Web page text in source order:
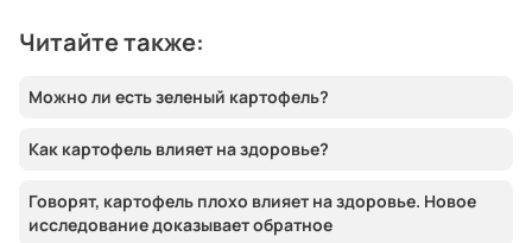
Читайте также:
Можно ли есть зеленый картофель?
Как картофель влияет на здоровье?
Говорят, картофель плохо влияет на здоровье. Новое
исследование доказывает обратное